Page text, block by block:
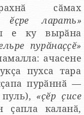
сӑмах
ӗҫре ларать»
е ку вырӑна
пурӑнаҫҫӗ»
ачасене
пухса тара
пурӑннӑ —
«ҫӗр ҫисе
ҫапла каланӑ,